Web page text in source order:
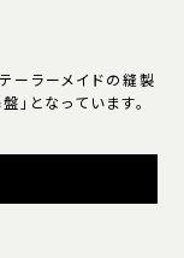
ーラーメイドの縫製
」となっています。